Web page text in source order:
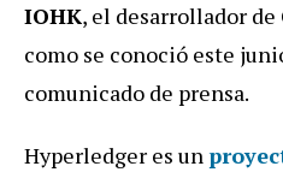
IOHK, el desarrollador de
como se conoció este
comunicado de prensa.
Hyperledger es un